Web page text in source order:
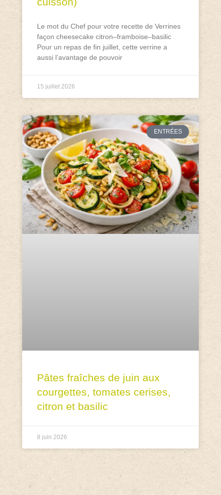
Le mot du Chef pour votre recette de Verrines
façon cheesecake citron–framboise–basilic
Pour un repas de fin juillet, cette verrine a
aussi l’avantage de pouvoir
15 juillet 2026
ENTRÉES
Pâtes fraîches de juin aux
courgettes, tomates cerises,
citron et basilic
8 juin 2026